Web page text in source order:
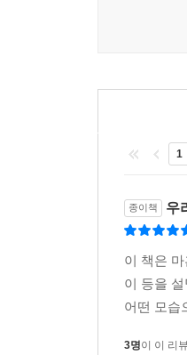
1
종이책 우
이 책은
이 등을
어떤 모습
3명이 이 리